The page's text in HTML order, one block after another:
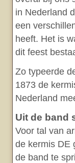
in Nederland
een
heeft. Het is
dit feest
Zo typeerde
1873 de
Nederland
Uit de band
Voor tal van
de kermis DE
de band te